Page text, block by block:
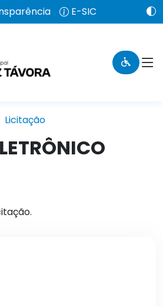
E-SIC
Licitação